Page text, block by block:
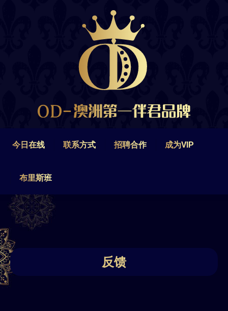
今日在线 联系方式 招聘合作 成为VIP
布里斯班
反馈
联系方式 招聘合作
布里斯班